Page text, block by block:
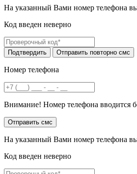
На указанный Вами номер телефона
Код введен неверно
Номер телефона
Внимание! Номер телефона вводится
На указанный Вами номер телефона
Код введен неверно